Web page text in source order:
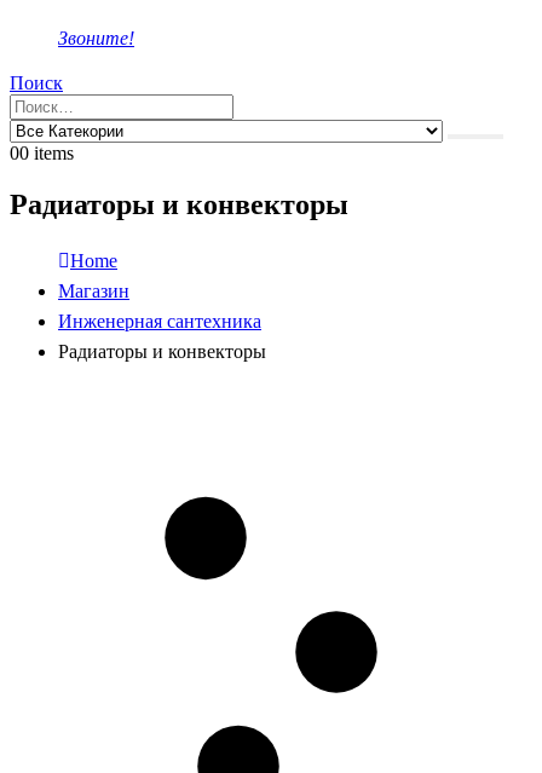
Звоните!
Поиск
00 items
Радиаторы и конвекторы
Home
Магазин
Инженерная сантехника
Радиаторы и конвекторы